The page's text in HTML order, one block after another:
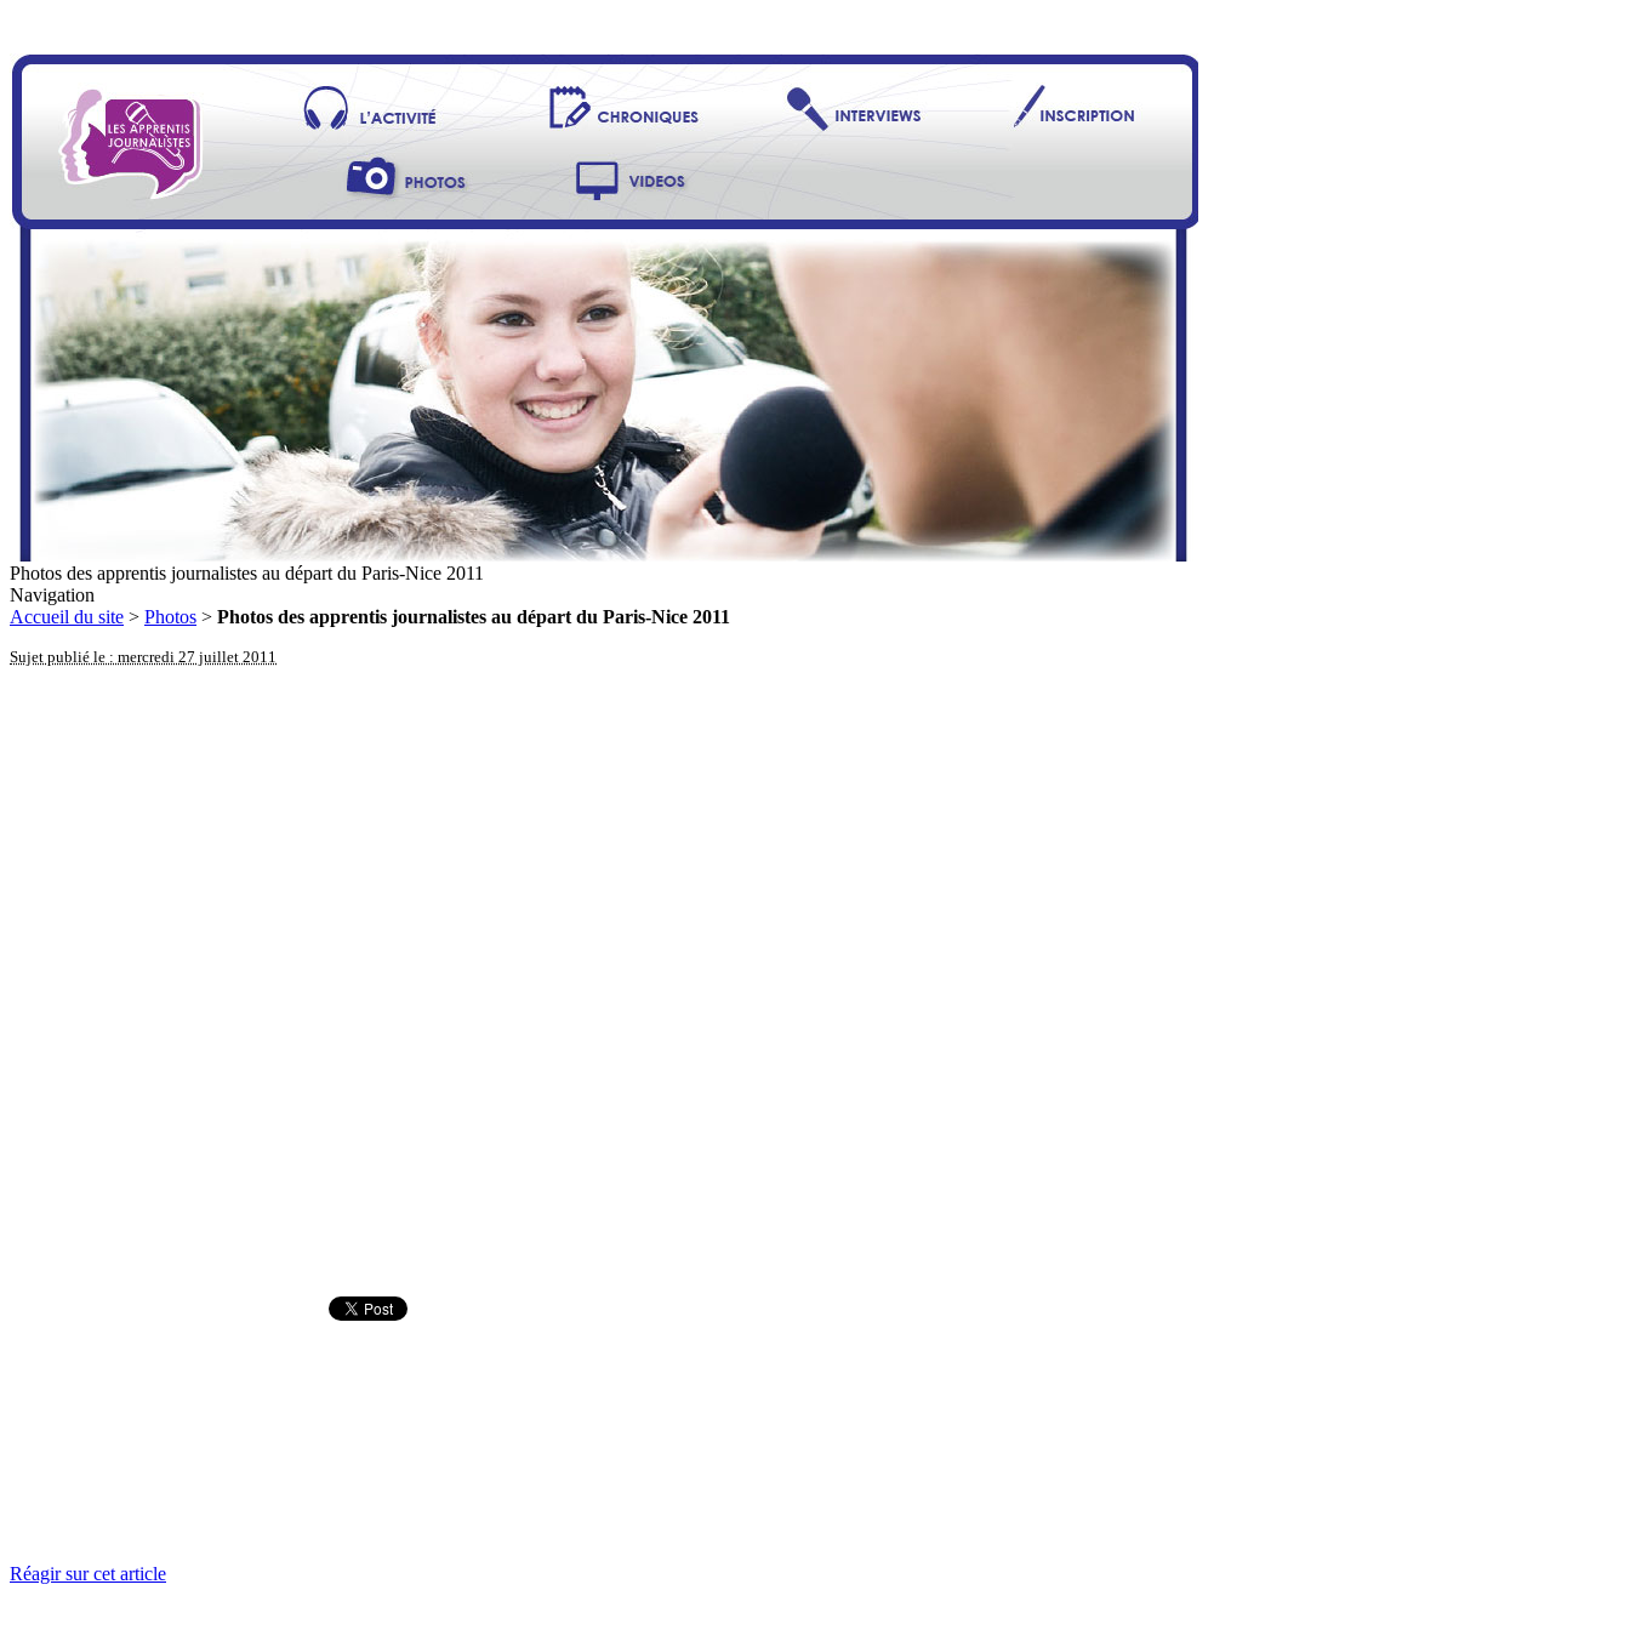
Photos des apprentis journalistes au départ du Paris-Nice 2011
Navigation
Accueil du site > Photos > Photos des apprentis journalistes au départ du Paris-Nice 2011
Sujet publié le : mercredi 27 juillet 2011
Réagir sur cet article